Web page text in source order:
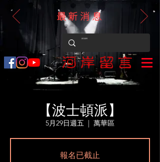
最新消息
【波士頓派】
5月29日週五
  |
萬華區
報名已截止